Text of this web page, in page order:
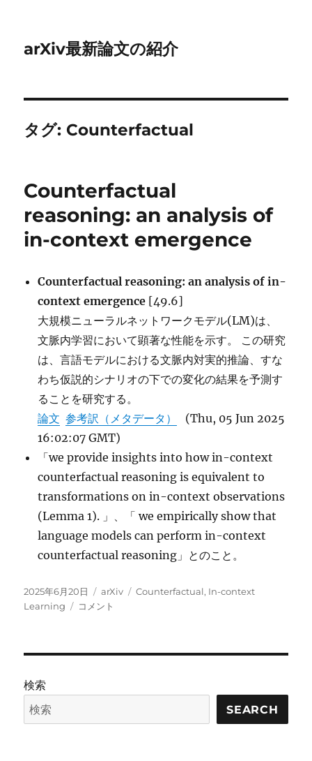
arXiv最新論文の紹介
タグ: Counterfactual
Counterfactual
reasoning: an analysis of
in-context emergence
Counterfactual reasoning: an analysis of in-
context emergence [49.6]
大規模ニューラルネットワークモデル(LM)は、
文脈内学習において顕著な性能を示す。 この研究
は、言語モデルにおける文脈内対実的推論、すな
わち仮説的シナリオの下での変化の結果を予測す
ることを研究する。
論文 参考訳（メタデータ）
(Thu, 05 Jun 2025
16:02:07 GMT)
「we provide insights into how in-context
counterfactual reasoning is equivalent to
transformations on in-context observations
(Lemma 1). 」、「 we empirically show that
language models can perform in-context
counterfactual reasoning」とのこと。
投
稿
2025年6月20日
カ
テ
arXiv
タ
Counterfactual, In-context
Learning
Counterfactual
context
に
コメント
検索
SEARCH